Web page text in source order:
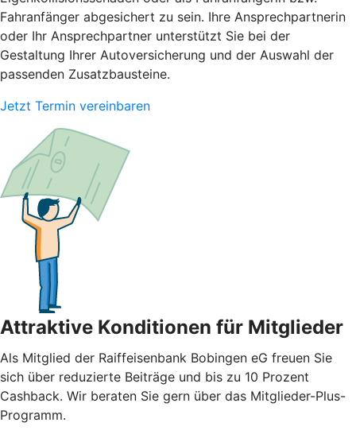
Fahranfänger abgesichert zu sein. Ihre Ansprechpartnerin
oder Ihr Ansprechpartner unterstützt Sie bei der
Gestaltung Ihrer Autoversicherung und der Auswahl der
passenden Zusatzbausteine.
Jetzt Termin vereinbaren
Attraktive Konditionen für Mitglieder
Als Mitglied der Raiffeisenbank Bobingen eG freuen Sie
sich über reduzierte Beiträge und bis zu 10 Prozent
Cashback. Wir beraten Sie gern über das Mitglieder-Plus-
Programm.